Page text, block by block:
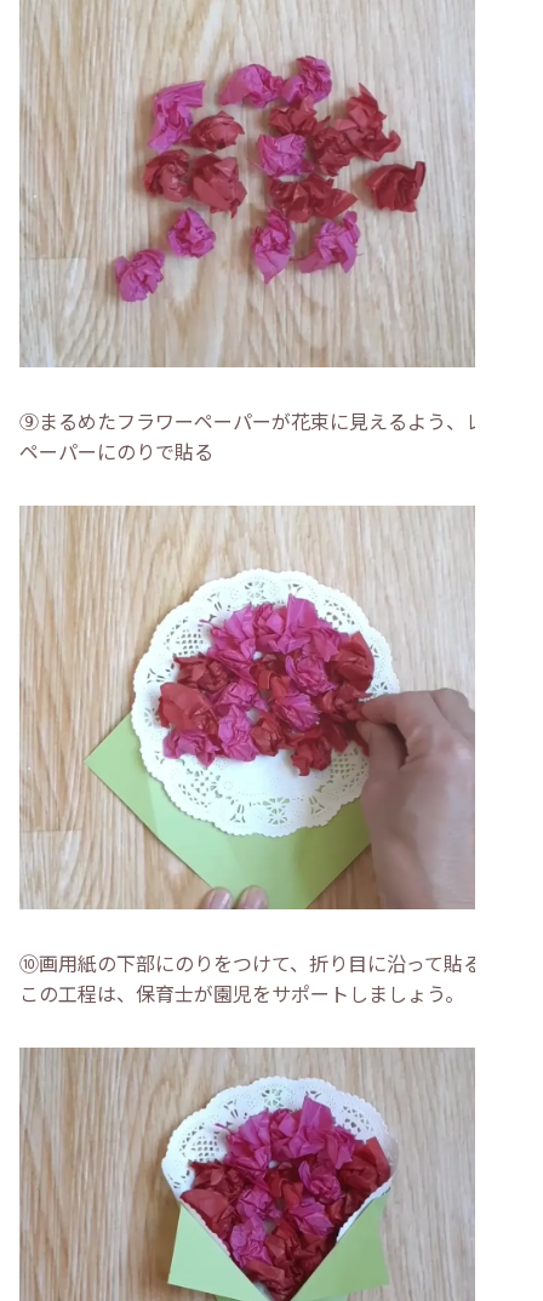
⑨まるめたフラワーペーパーが花束に見えるよう、レース
ペーパーにのりで貼る
⑩画用紙の下部にのりをつけて、折り目に沿って貼る
この工程は、保育士が園児をサポートしましょう。